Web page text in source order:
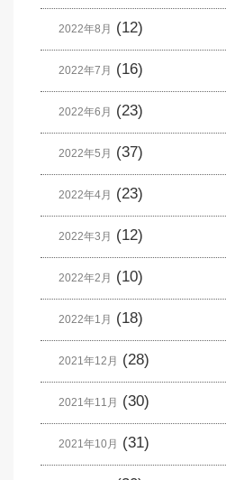
2022年8月 (12)
2022年7月 (16)
2022年6月 (23)
2022年5月 (37)
2022年4月 (23)
2022年3月 (12)
2022年2月 (10)
2022年1月 (18)
2021年12月 (28)
2021年11月 (30)
2021年10月 (31)